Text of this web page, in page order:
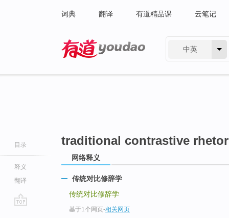
词典 翻译 有道精品课 云笔记
中英
目录
释义
翻译
traditional contrastive
网络释义
传统对比修辞学
传统对比修辞学
基于1个网页-相关网页